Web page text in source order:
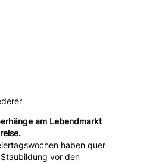
am Lebendmarkt
haben quer
vor den